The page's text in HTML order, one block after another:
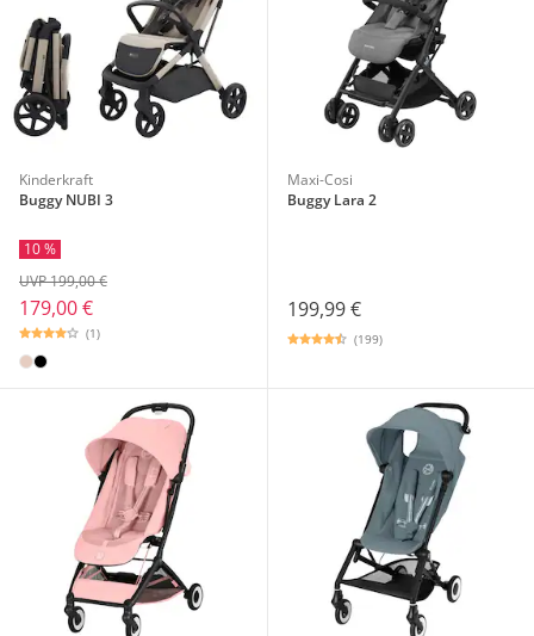
Kinderkraft
Buggy NUBI 3
10 %
179,00 €
UVP 199,00 €
(1)
Maxi-Cosi
Buggy Lara 2
199,99 €
(199)